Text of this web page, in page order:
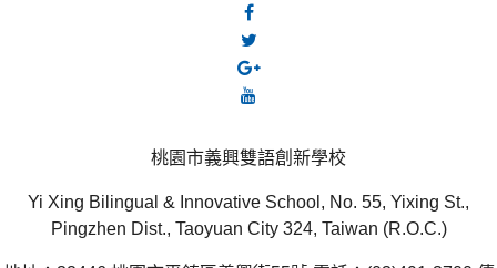
桃園市義興雙語創新學校
Yi Xing Bilingual & Innovative School, No. 55, Yixing St.,
Pingzhen Dist., Taoyuan City 324, Taiwan (R.O.C.)